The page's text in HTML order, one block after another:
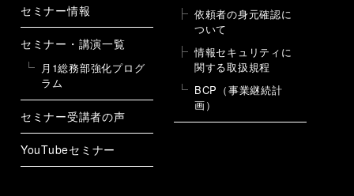
セミナー情報
セミナー・講演一覧
月1総務部強化プログ
ラム
セミナー受講者の声
YouTubeセミナー
依頼者の身元確認に
ついて
情報セキュリティに
関する取扱規程
BCP（事業継続計
画）